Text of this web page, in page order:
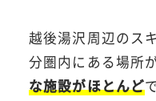
越後湯沢周辺のス
分圏内にある場所
な施設がほとんど